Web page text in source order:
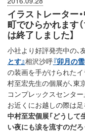
イラストレーター
町でひらかれます
は終了しました】
小社より好評発売中の、
とす』相沢沙呼『卯月の
の装画を手がけられたイ
村至宏先生の個展が、東
コンプレックスセンター
お近くにお越しの際は足
中村至宏個展「どうして
い夜にも涙を流すのだろ